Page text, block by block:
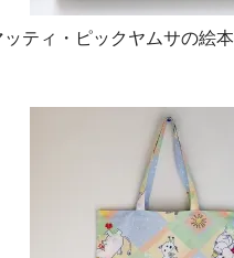
ッティ・ピックヤムサの絵本